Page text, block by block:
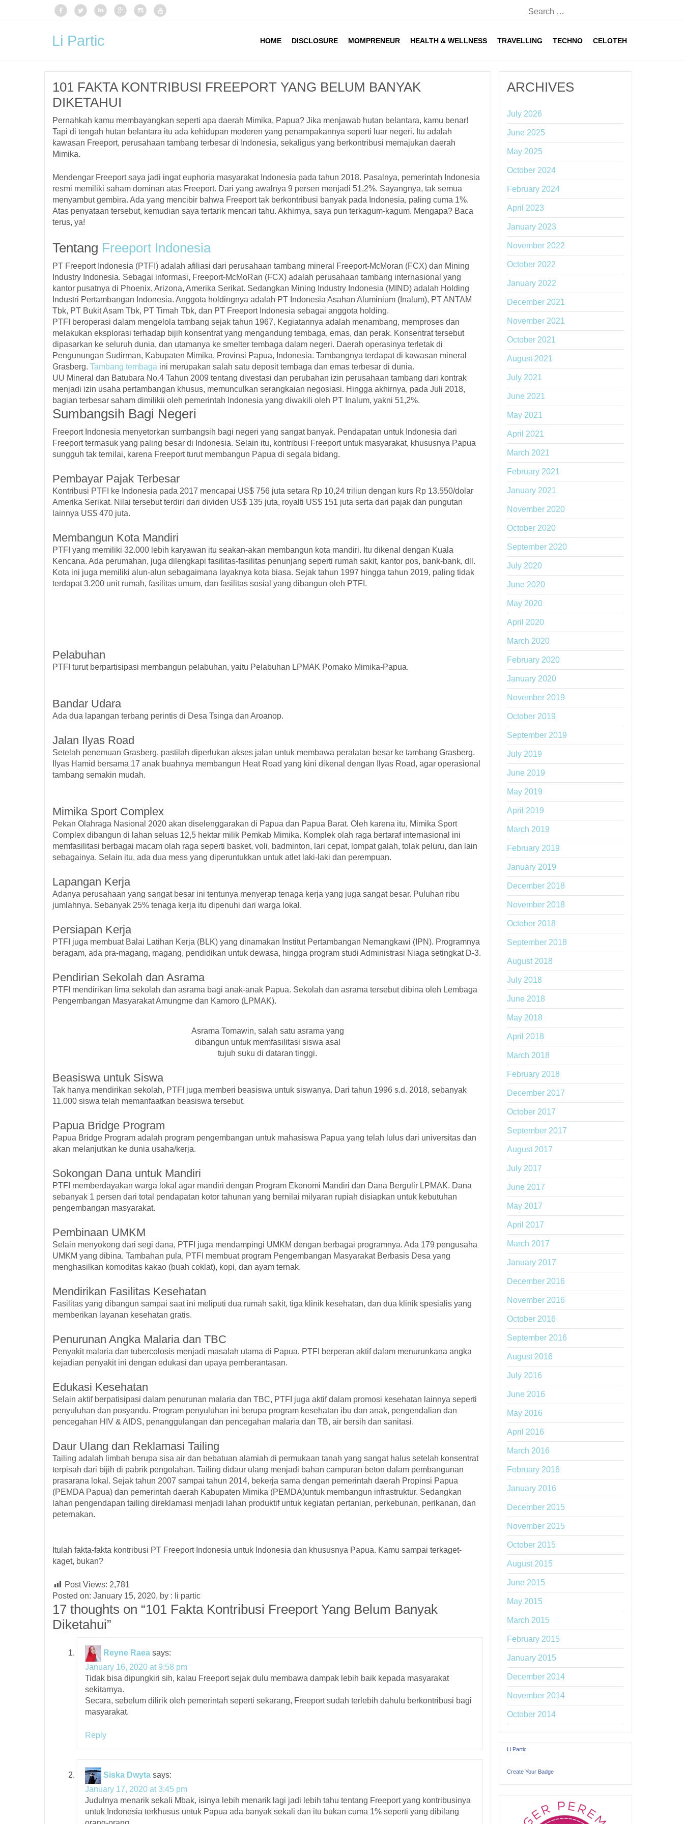
Search
Li Partic HOME DISCLOSURE MOMPRENEUR HEALTH & WELLNESS TRAVELLING TECHNO CELOTEH
101 FAKTA KONTRIBUSI FREEPORT YANG BELUM BANYAK
DIKETAHUI
Pernahkah kamu membayangkan seperti apa daerah Mimika, Papua? Jika menjawab hutan belantara, kamu benar!
Tapi di tengah hutan belantara itu ada kehidupan moderen yang penampakannya seperti luar negeri. Itu adalah
kawasan Freeport, perusahaan tambang terbesar di Indonesia, sekaligus yang berkontribusi memajukan daerah
Mimika.
Mendengar Freeport saya jadi ingat euphoria masyarakat Indonesia pada tahun 2018. Pasalnya, pemerintah Indonesia
resmi memiliki saham dominan atas Freeport. Dari yang awalnya 9 persen menjadi 51,2%. Sayangnya, tak semua
menyambut gembira. Ada yang mencibir bahwa Freeport tak berkontribusi banyak pada Indonesia, paling cuma 1%.
Atas penyataan tersebut, kemudian saya tertarik mencari tahu. Akhirnya, saya pun terkagum-kagum. Mengapa? Baca
terus, ya!
Tentang Freeport Indonesia
PT Freeport Indonesia (PTFI) adalah afiliasi dari perusahaan tambang mineral Freeport-McMoran (FCX) dan Mining
Industry Indonesia. Sebagai informasi, Freeport-McMoRan (FCX) adalah perusahaan tambang internasional yang
kantor pusatnya di Phoenix, Arizona, Amerika Serikat. Sedangkan Mining Industry Indonesia (MIND) adalah Holding
Industri Pertambangan Indonesia. Anggota holdingnya adalah PT Indonesia Asahan Aluminium (Inalum), PT ANTAM
Tbk, PT Bukit Asam Tbk, PT Timah Tbk, dan PT Freeport Indonesia sebagai anggota holding.
PTFI beroperasi dalam mengelola tambang sejak tahun 1967. Kegiatannya adalah menambang, memproses dan
melakukan eksplorasi terhadap bijih konsentrat yang mengandung tembaga, emas, dan perak. Konsentrat tersebut
dipasarkan ke seluruh dunia, dan utamanya ke smelter tembaga dalam negeri. Daerah operasinya terletak di
Pengunungan Sudirman, Kabupaten Mimika, Provinsi Papua, Indonesia. Tambangnya terdapat di kawasan mineral
Grasberg. Tambang tembaga ini merupakan salah satu deposit tembaga dan emas terbesar di dunia.
UU Mineral dan Batubara No.4 Tahun 2009 tentang divestasi dan perubahan izin perusahaan tambang dari kontrak
menjadi izin usaha pertambangan khusus, memunculkan serangkaian negosiasi. Hingga akhirnya, pada Juli 2018,
bagian terbesar saham dimilikii oleh pemerintah Indonesia yang diwakili oleh PT Inalum, yakni 51,2%.
Sumbangsih Bagi Negeri
Freeport Indonesia menyetorkan sumbangsih bagi negeri yang sangat banyak. Pendapatan untuk Indonesia dari
Freeport termasuk yang paling besar di Indonesia. Selain itu, kontribusi Freeport untuk masyarakat, khususnya Papua
sungguh tak ternilai, karena Freeport turut membangun Papua di segala bidang.
Pembayar Pajak Terbesar
Kontribusi PTFI ke Indonesia pada 2017 mencapai US$ 756 juta setara Rp 10,24 triliun dengan kurs Rp 13.550/dolar
Amerika Serikat. Nilai tersebut terdiri dari dividen US$ 135 juta, royalti US$ 151 juta serta dari pajak dan pungutan
lainnya US$ 470 juta.
Membangun Kota Mandiri
PTFI yang memiliki 32.000 lebih karyawan itu seakan-akan membangun kota mandiri. Itu dikenal dengan Kuala
Kencana. Ada perumahan, juga dilengkapi fasilitas-fasilitas penunjang seperti rumah sakit, kantor pos, bank-bank, dll.
Kota ini juga memiliki alun-alun sebagaimana layaknya kota biasa. Sejak tahun 1997 hingga tahun 2019, paling tidak
terdapat 3.200 unit rumah, fasilitas umum, dan fasilitas sosial yang dibangun oleh PTFI.
Pelabuhan
PTFI turut berpartisipasi membangun pelabuhan, yaitu Pelabuhan LPMAK Pomako Mimika-Papua.
Bandar Udara
Ada dua lapangan terbang perintis di Desa Tsinga dan Aroanop.
Jalan Ilyas Road
Setelah penemuan Grasberg, pastilah diperlukan akses jalan untuk membawa peralatan besar ke tambang Grasberg.
Ilyas Hamid bersama 17 anak buahnya membangun Heat Road yang kini dikenal dengan Ilyas Road, agar operasional
tambang semakin mudah.
Mimika Sport Complex
Pekan Olahraga Nasional 2020 akan diselenggarakan di Papua dan Papua Barat. Oleh karena itu, Mimika Sport
Complex dibangun di lahan seluas 12,5 hektar milik Pemkab Mimika. Komplek olah raga bertaraf internasional ini
memfasilitasi berbagai macam olah raga seperti basket, voli, badminton, lari cepat, lompat galah, tolak peluru, dan lain
sebagainya. Selain itu, ada dua mess yang diperuntukkan untuk atlet laki-laki dan perempuan.
Lapangan Kerja
Adanya perusahaan yang sangat besar ini tentunya menyerap tenaga kerja yang juga sangat besar. Puluhan ribu
jumlahnya. Sebanyak 25% tenaga kerja itu dipenuhi dari warga lokal.
Persiapan Kerja
PTFI juga membuat Balai Latihan Kerja (BLK) yang dinamakan Institut Pertambangan Nemangkawi (IPN). Programnya
beragam, ada pra-magang, magang, pendidikan untuk dewasa, hingga program studi Administrasi Niaga setingkat D-3.
Pendirian Sekolah dan Asrama
PTFI mendirikan lima sekolah dan asrama bagi anak-anak Papua. Sekolah dan asrama tersebut dibina oleh Lembaga
Pengembangan Masyarakat Amungme dan Kamoro (LPMAK).
Asrama Tomawin, salah satu asrama yang
dibangun untuk memfasilitasi siswa asal
tujuh suku di dataran tinggi.
Beasiswa untuk Siswa
Tak hanya mendirikan sekolah, PTFI juga memberi beasiswa untuk siswanya. Dari tahun 1996 s.d. 2018, sebanyak
11.000 siswa telah memanfaatkan beasiswa tersebut.
Papua Bridge Program
Papua Bridge Program adalah program pengembangan untuk mahasiswa Papua yang telah lulus dari universitas dan
akan melanjutkan ke dunia usaha/kerja.
Sokongan Dana untuk Mandiri
PTFI memberdayakan warga lokal agar mandiri dengan Program Ekonomi Mandiri dan Dana Bergulir LPMAK. Dana
sebanyak 1 persen dari total pendapatan kotor tahunan yang bernilai milyaran rupiah disiapkan untuk kebutuhan
pengembangan masyarakat.
Pembinaan UMKM
Selain menyokong dari segi dana, PTFI juga mendampingi UMKM dengan berbagai programnya. Ada 179 pengusaha
UMKM yang dibina. Tambahan pula, PTFI membuat program Pengembangan Masyarakat Berbasis Desa yang
menghasilkan komoditas kakao (buah coklat), kopi, dan ayam ternak.
Mendirikan Fasilitas Kesehatan
Fasilitas yang dibangun sampai saat ini meliputi dua rumah sakit, tiga klinik kesehatan, dan dua klinik spesialis yang
memberikan layanan kesehatan gratis.
Penurunan Angka Malaria dan TBC
Penyakit malaria dan tubercolosis menjadi masalah utama di Papua. PTFI berperan aktif dalam menurunkana angka
kejadian penyakit ini dengan edukasi dan upaya pemberantasan.
Edukasi Kesehatan
Selain aktif berpatisipasi dalam penurunan malaria dan TBC, PTFI juga aktif dalam promosi kesehatan lainnya seperti
penyuluhan dan posyandu. Program penyuluhan ini berupa program kesehatan ibu dan anak, pengendalian dan
pencegahan HIV & AIDS, penanggulangan dan pencegahan malaria dan TB, air bersih dan sanitasi.
Daur Ulang dan Reklamasi Tailing
Tailing adalah limbah berupa sisa air dan bebatuan alamiah di permukaan tanah yang sangat halus setelah konsentrat
terpisah dari bijih di pabrik pengolahan. Tailing didaur ulang menjadi bahan campuran beton dalam pembangunan
prasarana lokal. Sejak tahun 2007 sampai tahun 2014, bekerja sama dengan pemerintah daerah Propinsi Papua
(PEMDA Papua) dan pemerintah daerah Kabupaten Mimika (PEMDA)untuk membangun infrastruktur. Sedangkan
lahan pengendapan tailing direklamasi menjadi lahan produktif untuk kegiatan pertanian, perkebunan, perikanan, dan
peternakan.
Itulah fakta-fakta kontribusi PT Freeport Indonesia untuk Indonesia dan khususnya Papua. Kamu sampai terkaget-
kaget, bukan?
Post Views: 2,781
Posted on: January 15, 2020, by : li partic
17 thoughts on “101 Fakta Kontribusi Freeport Yang Belum Banyak
Diketahui”
Reyne Raea says:
January 16, 2020 at 9:58 pm
Tidak bisa dipungkiri sih, kalau Freeport sejak dulu membawa dampak lebih baik kepada masyarakat
sekitarnya.
Secara, sebelum dilirik oleh pemerintah seperti sekarang, Freeport sudah terlebih dahulu berkontribusi bagi
masyarakat.
Reply
Siska Dwyta says:
January 17, 2020 at 3:45 pm
Judulnya menarik sekali Mbak, isinya lebih menarik lagi jadi lebih tahu tentang Freeport yang kontribusinya
untuk Indonesia terkhusus untuk Papua ada banyak sekali dan itu bukan cuma 1% seperti yang dibilang
ARCHIVES
July 2026
June 2025
May 2025
October 2024
February 2024
April 2023
January 2023
November 2022
October 2022
January 2022
December 2021
November 2021
October 2021
August 2021
July 2021
June 2021
May 2021
April 2021
March 2021
February 2021
January 2021
November 2020
October 2020
September 2020
July 2020
June 2020
May 2020
April 2020
March 2020
February 2020
January 2020
November 2019
October 2019
September 2019
July 2019
June 2019
May 2019
April 2019
March 2019
February 2019
January 2019
December 2018
November 2018
October 2018
September 2018
August 2018
July 2018
June 2018
May 2018
April 2018
March 2018
February 2018
December 2017
October 2017
September 2017
August 2017
July 2017
June 2017
May 2017
April 2017
March 2017
January 2017
December 2016
November 2016
October 2016
September 2016
August 2016
July 2016
June 2016
May 2016
April 2016
March 2016
February 2016
January 2016
December 2015
November 2015
October 2015
August 2015
June 2015
May 2015
March 2015
February 2015
January 2015
December 2014
November 2014
October 2014
Li Partic
Create Your Badge